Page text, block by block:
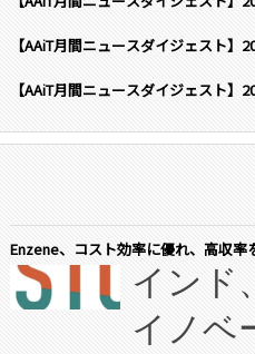
【AAiT月間ニュースダイジェスト】
【AAiT月間ニュースダイジェスト】
Enzene、コスト効率に優れ、高収
インド
イノベ